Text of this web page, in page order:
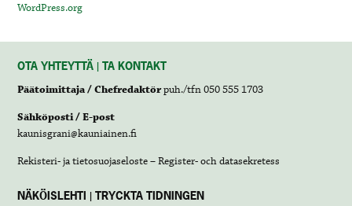
WordPress.org
OTA YHTEYTTÄ | TA KONTAKT
Päätoimittaja / Chefredaktörpuh./tfn 050 555 1703
Sähköposti / E-post
kaunisgrani@kauniainen.fi
Rekisteri- ja tietosuojaseloste – Register- och datasekretess
NÄKÖISLEHTI | TRYCKTA TIDNINGEN